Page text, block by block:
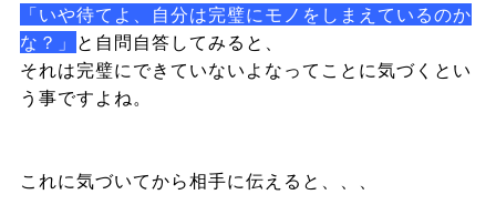
「いや待てよ、自分は完璧にモノをしまえているのか
な？」 と自問自答してみると、
それは完璧にできていないよなってことに気づくとい
う事ですよね。
これに気づいてから相手に伝えると、、、